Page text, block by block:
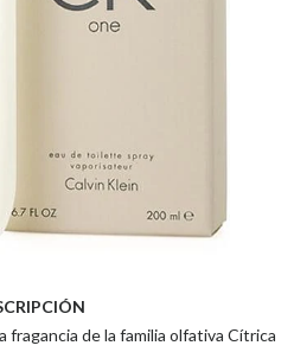
fragancia de la familia olfativa Cítrica